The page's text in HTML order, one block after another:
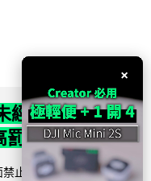
經同意嚴禁
罰 345 萬
止企業未經消費者同意
×